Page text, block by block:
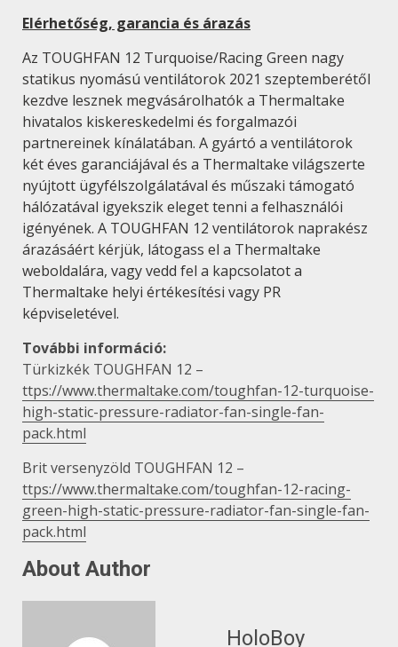
Elérhetőség, garancia és árazás
Az TOUGHFAN 12 Turquoise/Racing Green nagy
statikus nyomású ventilátorok 2021 szeptemberétől
kezdve lesznek megvásárolhatók a Thermaltake
hivatalos kiskereskedelmi és forgalmazói
partnereinek kínálatában. A gyártó a ventilátorok
két éves garanciájával és a Thermaltake világszerte
nyújtott ügyfélszolgálatával és műszaki támogató
hálózatával igyekszik eleget tenni a felhasználói
igényének. A TOUGHFAN 12 ventilátorok naprakész
árazásáért kérjük, látogass el a Thermaltake
weboldalára, vagy vedd fel a kapcsolatot a
Thermaltake helyi értékesítési vagy PR
képviseletével.
További információ:
Türkizkék TOUGHFAN 12 –
ttps://www.thermaltake.com/toughfan-12-turquoise-
high-static-pressure-radiator-fan-single-fan-
pack.html
Brit versenyzöld TOUGHFAN 12 –
ttps://www.thermaltake.com/toughfan-12-racing-
green-high-static-pressure-radiator-fan-single-fan-
pack.html
About Author
HoloBoy